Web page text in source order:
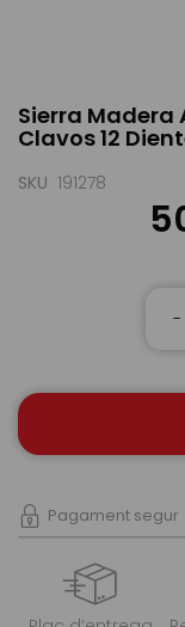
Sierra Madera
Clavos 12
SKU 191278
-
Pagament segur
to
the
of